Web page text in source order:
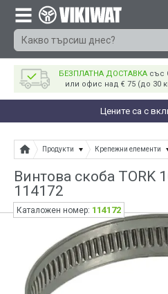
БЕЗПЛАТНА ДОСТАВКА със
или офис над € 75 (до 30
Цените са с
Продукти Крепежни елементи
Винтова скоба TORK
114172
Каталожен номер: 114172